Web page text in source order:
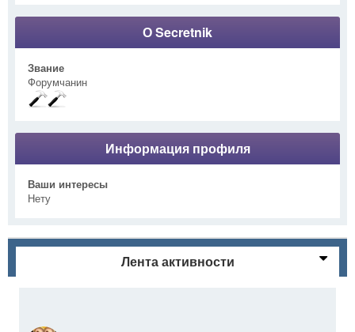
О Secretnik
Звание
Форумчанин
Информация профиля
Ваши интересы
Нету
Лента активности